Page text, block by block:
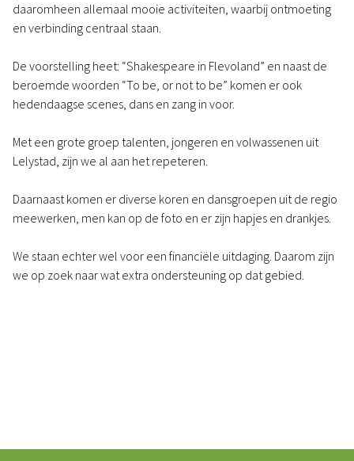
daaromheen allemaal mooie activiteiten, waarbij ontmoeting
en verbinding centraal staan.
De voorstelling heet: “Shakespeare in Flevoland” en naast de
beroemde woorden “To be, or not to be” komen er ook
hedendaagse scenes, dans en zang in voor.
Met een grote groep talenten, jongeren en volwassenen uit
Lelystad, zijn we al aan het repeteren.
Daarnaast komen er diverse koren en dansgroepen uit de regio
meewerken, men kan op de foto en er zijn hapjes en drankjes.
We staan echter wel voor een financiële uitdaging. Daarom zijn
we op zoek naar wat extra ondersteuning op dat gebied.